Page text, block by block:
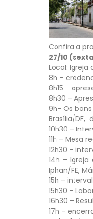
Confira a
27/10
Local: Igreja
8h –
8h15 –
8h30 –
9h- Os bens
Brasília/DF,
10h30 –
11h – Mesa
12h30 –
14h –
Iphan/PE,
15h –
15h30 –
16h30 –
17h –